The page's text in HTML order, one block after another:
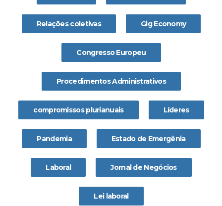
Relações coletivas Gig Economy
Congresso Europeu
Procedimentos Administrativos
compromissos plurianuais Líderes
Pandemia Estado de Emergênia
Laboral Jornal de Negócios
Lei laboral